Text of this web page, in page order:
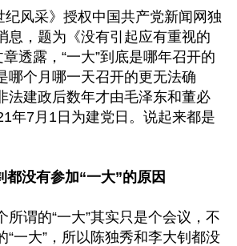
纪风采》授权中国共产党新闻网独
息，题为《没有引起应有重视的
章透露，“一大”到底是哪年召开的
哪个月哪一天召开的更无法确
法建政后数年才由毛泽东和董必
年7月1日为建党日。说起来都是
都没有参加“一大”的原因
所谓的“一大”其实只是个会议，不
“一大”，所以陈独秀和李大钊都没